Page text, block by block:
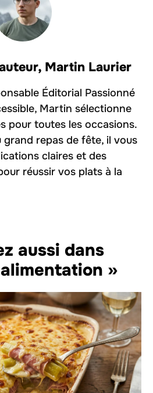
Martin Laurier
Éditorial Passionné
Martin sélectionne
pour toutes les occasions.
grand repas de fête, il vous
claires et des
réussir vos plats à la
aussi dans
»